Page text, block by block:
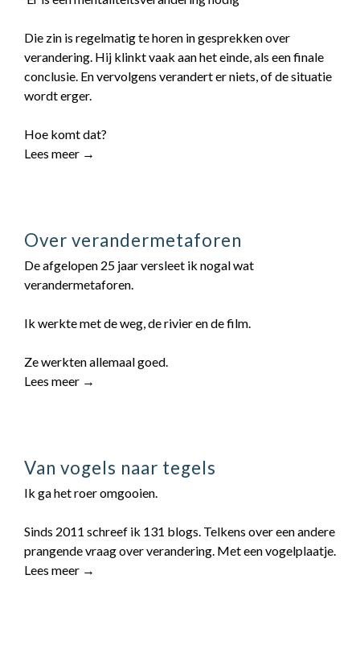
Die zin is regelmatig te horen in gesprekken over
verandering. Hij klinkt vaak aan het einde, als een finale
conclusie. En vervolgens verandert er niets, of de situatie
wordt erger.
Hoe komt dat?
Lees meer →
Over verandermetaforen
De afgelopen 25 jaar versleet ik nogal wat
verandermetaforen.
Ik werkte met de weg, de rivier en de film.
Ze werkten allemaal goed.
Lees meer →
Van vogels naar tegels
Ik ga het roer omgooien.
Sinds 2011 schreef ik 131 blogs. Telkens over een andere
prangende vraag over verandering. Met een vogelplaatje.
Lees meer →